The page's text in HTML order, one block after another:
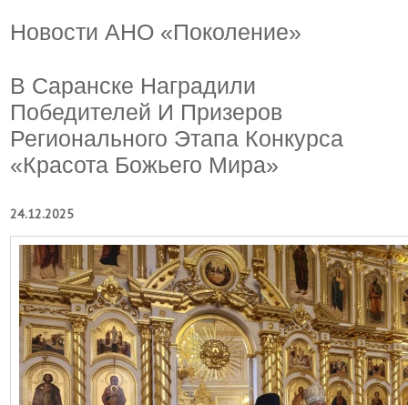
Новости АНО «Поколение»
В Саранске Наградили
Победителей И Призеров
Регионального Этапа Конкурса
«Красота Божьего Мира»
24.12.2025